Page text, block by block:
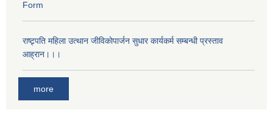
Form
राष्ट्र्पति महिला उत्थान जीविकाेपार्जन सुधार कार्यकर्म सम्बन्धी प्रस्ताव
आह्रान।।।
more